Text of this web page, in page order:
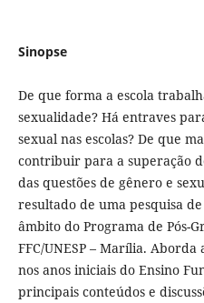
Sinopse
De que forma a escola
sexualidade? Há entraves
sexual nas escolas? De que
contribuir para a superação
das questões de gênero e
resultado de uma pesquisa
âmbito do Programa de Pós-
FFC/UNESP – Marília.
nos anos iniciais do Ensino
principais conteúdos e